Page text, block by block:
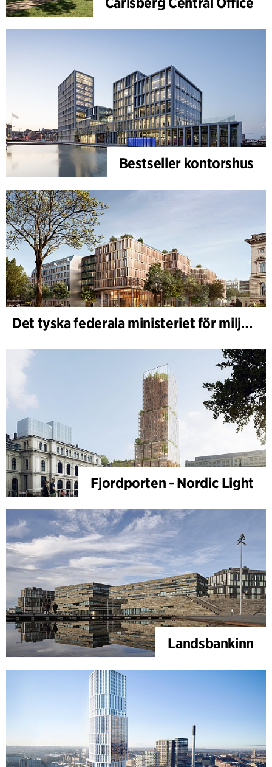
Bestseller kontorshus
Det tyska federala ministeriet för miljö - BMUKN
Fjordporten - Nordic Light
Landsbankinn